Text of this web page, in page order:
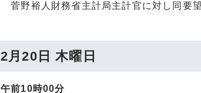
菅野裕人財務省主計局主計官に対し同要
2月20日 木曜日
午前10時00分